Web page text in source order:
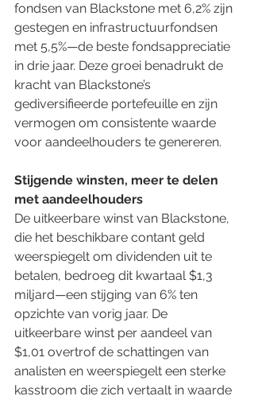
fondsen van Blackstone met 6,2% zijn
gestegen en infrastructuurfondsen
met 5,5%—de beste fondsappreciatie
in drie jaar. Deze groei benadrukt de
kracht van Blackstone’s
gediversifieerde portefeuille en zijn
vermogen om consistente waarde
voor aandeelhouders te genereren.
Stijgende winsten, meer te delen
met aandeelhouders
De uitkeerbare winst van Blackstone,
die het beschikbare contant geld
weerspiegelt om dividenden uit te
betalen, bedroeg dit kwartaal $1,3
miljard—een stijging van 6% ten
opzichte van vorig jaar. De
uitkeerbare winst per aandeel van
$1,01 overtrof de schattingen van
analisten en weerspiegelt een sterke
kasstroom die zich vertaalt in waarde